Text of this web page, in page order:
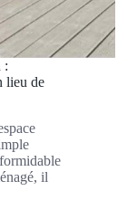
:
lieu de
il